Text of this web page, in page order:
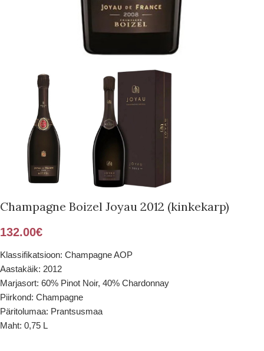
Champagne Boizel Joyau 2012 (kinkekarp)
132.00€
Klassifikatsioon: Champagne AOP
Aastakäik: 2012
Marjasort: 60% Pinot Noir, 40% Chardonnay
Piirkond: Champagne
Päritolumaa: Prantsusmaa
Maht: 0,75 L